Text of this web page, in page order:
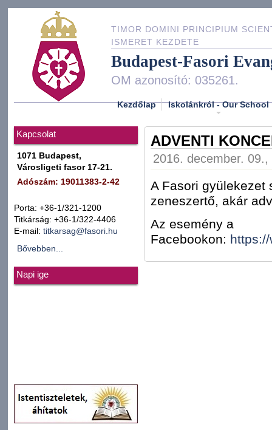
TIMOR DOMINI PRINCIPIUM
ISMERET KEZDETE
Budapest-Fasori
OM azonosító: 035261.
Kezdőlap Iskolánkról - Our School
Kapcsolat
1071 Budapest,
Városligeti fasor 17-21.
Adószám: 19011383-2-42
Porta: +36-1/321-1200
Titkárság: +36-1/322-4406
E-mail: titkarsag@fasori.hu
Bővebben...
Napi ige
ADVENTI
2016. december.
A Fasori gyülekezet
zeneszertő, akár
Az esemény a
Facebookon: